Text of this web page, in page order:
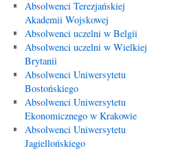
Absolwenci Terezjańskiej
Akademii Wojskowej
Absolwenci uczelni w Belgii
Absolwenci uczelni w Wielkiej
Brytanii
Absolwenci Uniwersytetu
Bostońskiego
Absolwenci Uniwersytetu
Ekonomicznego w Krakowie
Absolwenci Uniwersytetu
Jagiellońskiego